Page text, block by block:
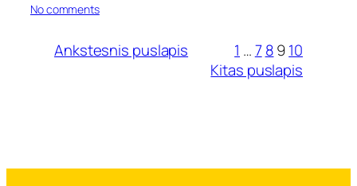
medžiagos
No commentson
pagalbos
Ankstesnis puslapis 1 …7 8910
Kitas puslapis